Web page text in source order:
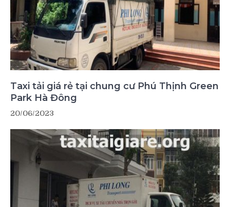
Taxi tải giá rẻ tại chung cư Phú Thịnh Green
Park Hà Đông
20/06/2023